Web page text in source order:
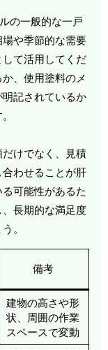
の一般的な一戸
や季節的な需要
て活用してくだ
、使用塗料のメ
記されているか
けでなく、見積
わせることが肝
可能性があるた
長期的な満足度
。
備考
建物の高さや形
状、周囲の作業
スペースで変動